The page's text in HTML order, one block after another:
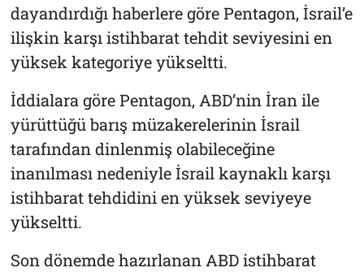
dayandırdığı haberlere göre Pentagon, İsrail’e
ilişkin karşı istihbarat tehdit seviyesini en
yüksek kategoriye yükseltti.
İddialara göre Pentagon, ABD’nin İran ile
yürüttüğü barış müzakerelerinin İsrail
tarafından dinlenmiş olabileceğine
inanılması nedeniyle İsrail kaynaklı karşı
istihbarat tehdidini en yüksek seviyeye
yükseltti.
Son dönemde hazırlanan ABD istihbarat